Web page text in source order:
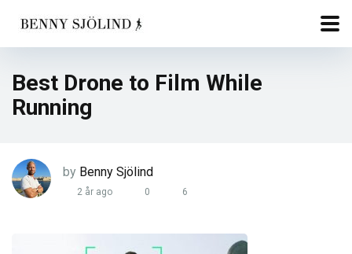
Best Drone to Film While
Running
by Benny Sjölind
2 år ago 0 6